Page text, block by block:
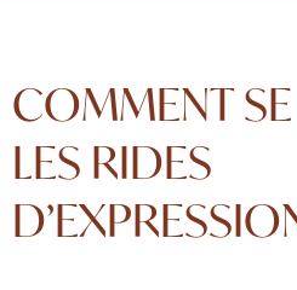
COMMENT
LES RIDES